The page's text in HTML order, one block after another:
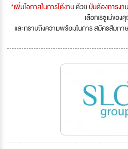
*เพิ่มโอกาสในการได้งานด้วยปุ่มต้องการงา
เลือกเรซูเม่ของ
และทราบถึงความพร้อมในการ สมัครสัมภ